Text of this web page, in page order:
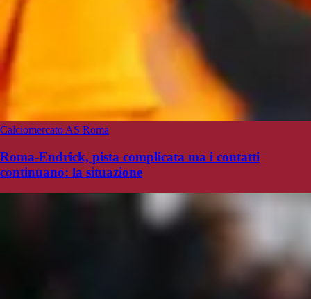
Calciomercato AS Roma
Roma-Endrick, pista complicata ma i contatti
continuano: la situazione